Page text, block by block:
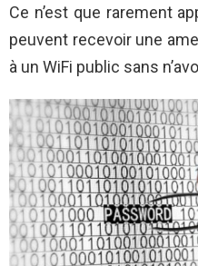
Ce n’est que rarement
peuvent recevoir une
à un WiFi public sans